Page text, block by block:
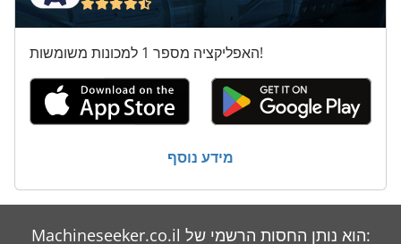
האפליקציה מספר 1 למכונות משומשות!
מידע נוסף
Machineseeker.co.il הוא נותן החסות הרשמי של: